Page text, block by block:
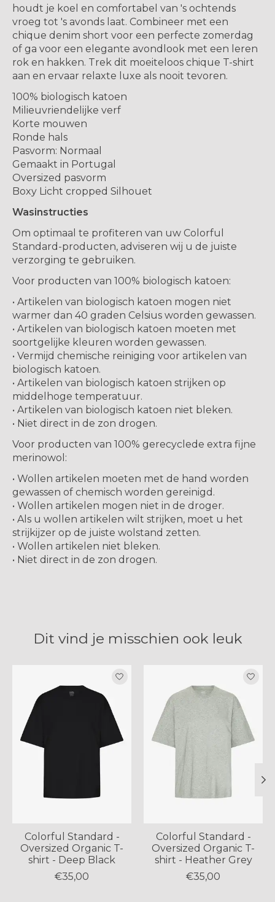
houdt je koel en comfortabel van 's ochtends
vroeg tot 's avonds laat. Combineer met een
chique denim short voor een perfecte zomerdag
of ga voor een elegante avondlook met een leren
rok en hakken. Trek dit moeiteloos chique T-shirt
aan en ervaar relaxte luxe als nooit tevoren.
100% biologisch katoen
Milieuvriendelijke verf
Korte mouwen
Ronde hals
Pasvorm: Normaal
Gemaakt in Portugal
Oversized pasvorm
Boxy Licht cropped Silhouet
Wasinstructies
Om optimaal te profiteren van uw Colorful
Standard-producten, adviseren wij u de juiste
verzorging te gebruiken.
Voor producten van 100% biologisch katoen:
• Artikelen van biologisch katoen mogen niet
warmer dan 40 graden Celsius worden gewassen.
• Artikelen van biologisch katoen moeten met
soortgelijke kleuren worden gewassen.
• Vermijd chemische reiniging voor artikelen van
biologisch katoen.
• Artikelen van biologisch katoen strijken op
middelhoge temperatuur.
• Artikelen van biologisch katoen niet bleken.
• Niet direct in de zon drogen.
Voor producten van 100% gerecyclede extra fijne
merinowol:
• Wollen artikelen moeten met de hand worden
gewassen of chemisch worden gereinigd.
• Wollen artikelen mogen niet in de droger.
• Als u wollen artikelen wilt strijken, moet u het
strijkijzer op de juiste wolstand zetten.
• Wollen artikelen niet bleken.
• Niet direct in de zon drogen.
Dit vind je misschien ook leuk
Items van productcarrousel
Colorful Standard -
Oversized Organic T-
shirt - Deep Black
€35,00
Colorful Standard -
Oversized Organic T-
shirt - Heather Grey
€35,00